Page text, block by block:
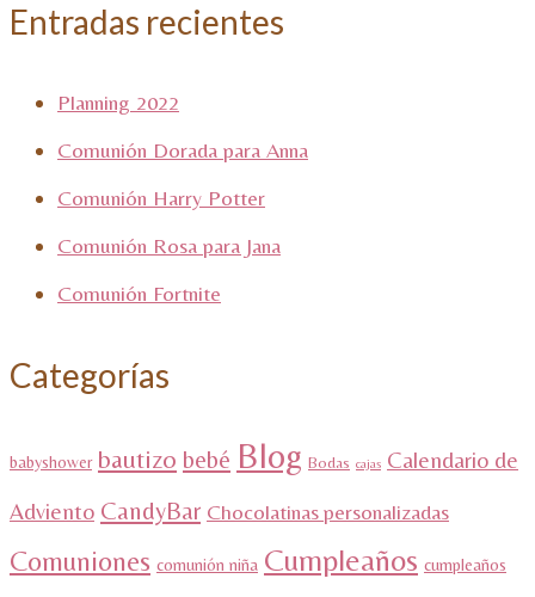
Entradas recientes
Planning 2022
Comunión Dorada para Anna
Comunión Harry Potter
Comunión Rosa para Jana
Comunión Fortnite
Categorías
babyshower bautizo bebé Blog Bodas cajas Calendario de
Adviento CandyBar Chocolatinas personalizadas
Comuniones comunión niña Cumpleaños cumpleaños